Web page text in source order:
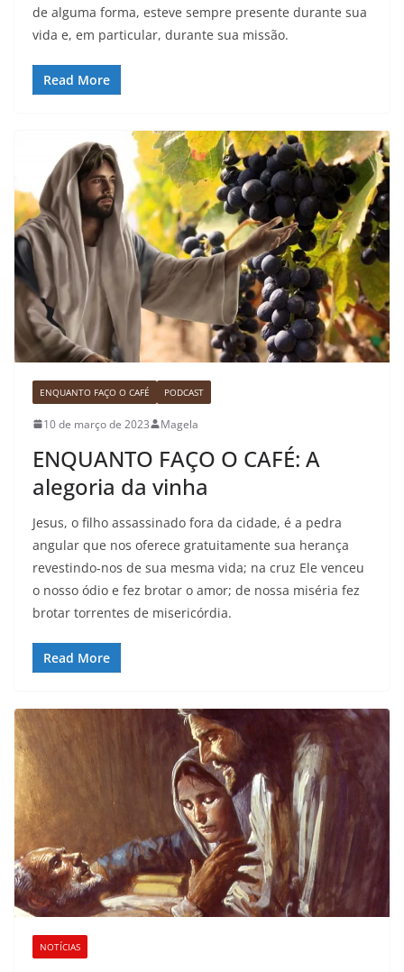
de alguma forma, esteve sempre presente durante sua
vida e, em particular, durante sua missão.
Read More
ENQUANTO FAÇO O CAFÉ PODCAST
10 de março de 2023 Magela
ENQUANTO FAÇO O CAFÉ: A
alegoria da vinha
Jesus, o filho assassinado fora da cidade, é a pedra
angular que nos oferece gratuitamente sua herança
revestindo-nos de sua mesma vida; na cruz Ele venceu
o nosso ódio e fez brotar o amor; de nossa miséria fez
brotar torrentes de misericórdia.
Read More
NOTÍCIAS